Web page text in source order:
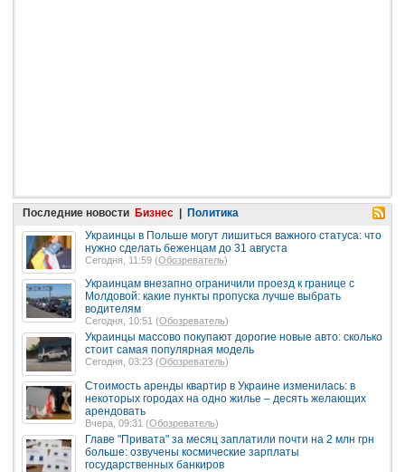
Последние новости Бизнес | Политика
Украинцы в Польше могут лишиться важного статуса: что
нужно сделать беженцам до 31 августа
Сегодня, 11:59 (Обозреватель)
Украинцам внезапно ограничили проезд к границе с
Молдовой: какие пункты пропуска лучше выбрать
водителям
Сегодня, 10:51 (Обозреватель)
Украинцы массово покупают дорогие новые авто: сколько
стоит самая популярная модель
Сегодня, 03:23 (Обозреватель)
Стоимость аренды квартир в Украине изменилась: в
некоторых городах на одно жилье – десять желающих
арендовать
Вчера, 09:31 (Обозреватель)
Главе "Привата" за месяц заплатили почти на 2 млн грн
больше: озвучены космические зарплаты
государственных банкиров